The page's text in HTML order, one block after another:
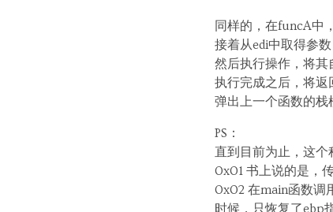
同样的，在funcA中
接着从edi中取得参
然后执行操作，将其
执行完成之后，将返
弹出上一个函数的栈
PS：
直到目前为止，这个
0x01 书上说的是，
0x02 在main函数调
时候，只恢复了ebp